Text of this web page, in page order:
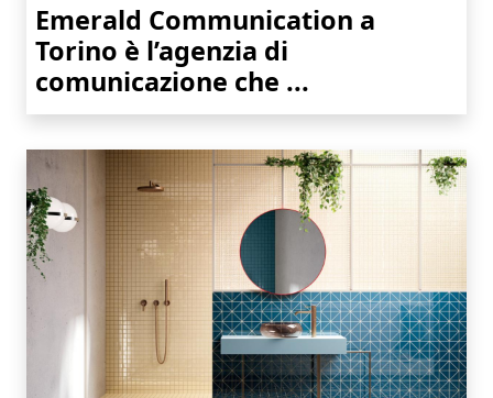
Emerald Communication a
Torino è l’agenzia di
comunicazione che ...